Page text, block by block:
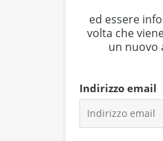
ed essere
volta che
un nuovo
Indirizzo email